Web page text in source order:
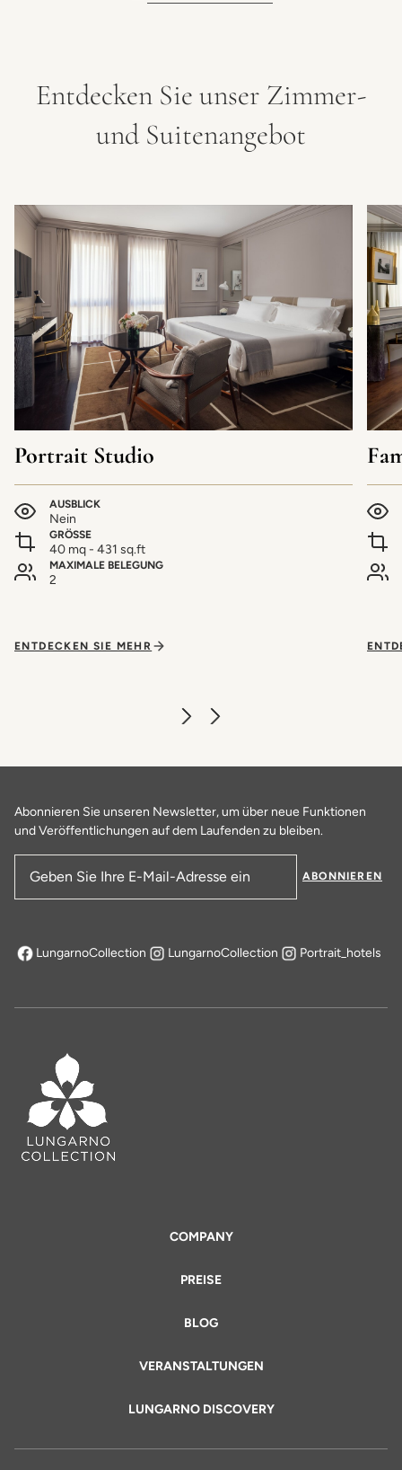
Entdecken Sie unser Zimmer-
und Suitenangebot
Portrait Studio
AUSBLICK
Nein
GRÖSSE
40 mq - 431 sq.ft
MAXIMALE BELEGUNG
2
ENTDECKEN SIE MEHR
COMPANY
PREISE
BLOG
VERANSTALTUNGEN
LUNGARNO DISCOVERY
Abonnieren Sie unseren Newsletter, um über neue Funktionen
und Veröffentlichungen auf dem Laufenden zu bleiben.
E-Mail-Adresse
ABONNIEREN
LungarnoCollection
öffnet sich in einem neuen Tab
LungarnoCollection Portrait_hotels